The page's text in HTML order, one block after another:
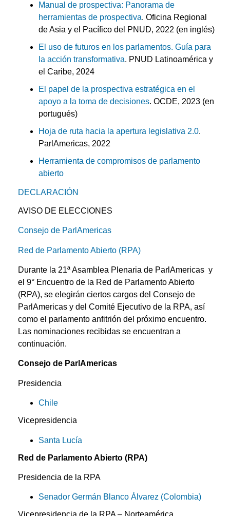
Manual de prospectiva: Panorama de
herramientas de prospectiva. Oficina Regional
de Asia y el Pacífico del PNUD, 2022 (en inglés)
El uso de futuros en los parlamentos. Guía para
la acción transformativa. PNUD Latinoamérica y
el Caribe, 2024
El papel de la prospectiva estratégica en el
apoyo a la toma de decisiones. OCDE, 2023 (en
portugués)
Hoja de ruta hacia la apertura legislativa 2.0.
ParlAmericas, 2022
Herramienta de compromisos de parlamento
abierto
DECLARACIÓN
AVISO DE ELECCIONES
Consejo de ParlAmericas
Red de Parlamento Abierto (RPA)
Durante la 21ª Asamblea Plenaria de ParlAmericas y
el 9° Encuentro de la Red de Parlamento Abierto
(RPA), se elegirán ciertos cargos del Consejo de
ParlAmericas y del Comité Ejecutivo de la RPA, así
como el parlamento anfitrión del próximo encuentro.
Las nominaciones recibidas se encuentran a
continuación.
Consejo de ParlAmericas
Presidencia
Chile
Vicepresidencia
Santa Lucía
Red de Parlamento Abierto (RPA)
Presidencia de la RPA
Senador Germán Blanco Álvarez (Colombia)